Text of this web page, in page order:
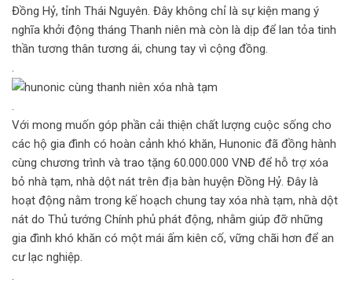
Đồng Hỷ, tỉnh Thái Nguyên. Đây không chỉ là sự kiện mang ý
nghĩa khởi động tháng Thanh niên mà còn là dịp để lan tỏa tinh
thần tương thân tương ái, chung tay vì cộng đồng.
.
Với mong muốn góp phần cải thiện chất lượng cuộc sống cho
các hộ gia đình có hoàn cảnh khó khăn, Hunonic đã đồng hành
cùng chương trình và trao tặng 60.000.000 VNĐ để hỗ trợ xóa
bỏ nhà tạm, nhà dột nát trên địa bàn huyện Đồng Hỷ. Đây là
hoạt động nằm trong kế hoạch chung tay xóa nhà tạm, nhà dột
nát do Thủ tướng Chính phủ phát động, nhằm giúp đỡ những
gia đình khó khăn có một mái ấm kiên cố, vững chãi hơn để an
cư lạc nghiệp.
.